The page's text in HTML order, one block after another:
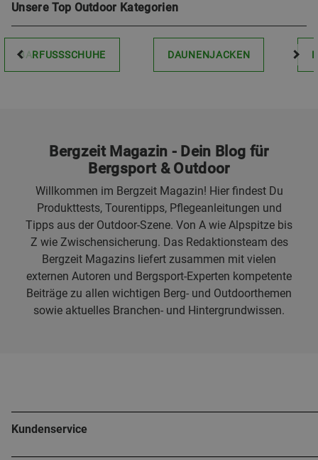
Unsere Top Outdoor Kategorien
BARFUSSSCHUHE DAUNENJACKEN
Bergzeit Magazin - Dein Blog für
Bergsport & Outdoor
Willkommen im Bergzeit Magazin! Hier findest Du
Produkttests, Tourentipps, Pflegeanleitungen und
Tipps aus der Outdoor-Szene. Von A wie Alpspitze bis
Z wie Zwischensicherung. Das Redaktionsteam des
Bergzeit Magazins liefert zusammen mit vielen
externen Autoren und Bergsport-Experten kompetente
Beiträge zu allen wichtigen Berg- und Outdoorthemen
sowie aktuelles Branchen- und Hintergrundwissen.
Kundenservice